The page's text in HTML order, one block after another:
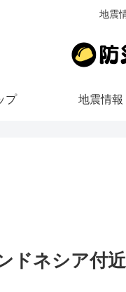
地震
プ 地震情報
ドネシア付